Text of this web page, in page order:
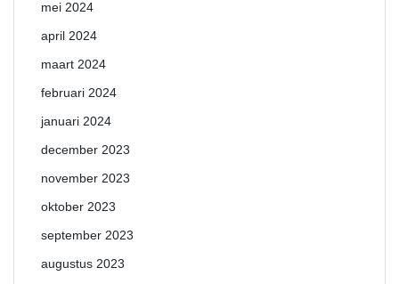
mei 2024
april 2024
maart 2024
februari 2024
januari 2024
december 2023
november 2023
oktober 2023
september 2023
augustus 2023